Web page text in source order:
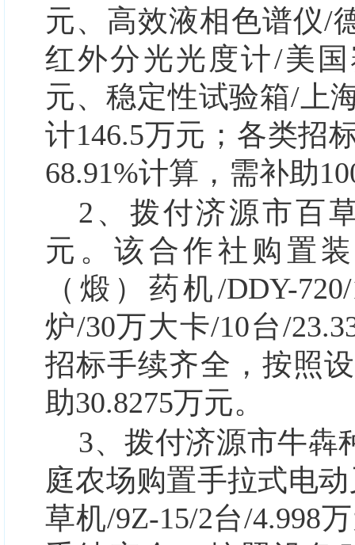
元、高效液相色谱仪/
红外分光光度计/美国
元、稳定性试验箱/上
计146.5万元；各类招
68.91%计算，需补助
2、拨付济源市百
元。该合作社购置
（煅）药机/DDY-
炉/30万大卡/10台/
招标手续齐全，按照
助30.8275万元。
3、拨付济源市牛犇
庭农场购置手拉式电
草机/9Z-15/2台/4.998